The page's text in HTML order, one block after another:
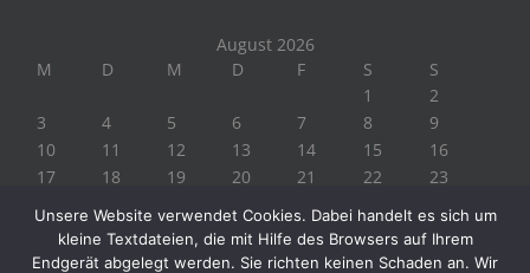
August 2026
M
D M D F S
S
1
2
3
4 5 6 7 8
9
10
11 12 13 14 15
16
17
18 19 20 21 22
23
« Juli
Unsere Website verwendet Cookies. Dabei handelt es sich um
kleine Textdateien, die mit Hilfe des Browsers auf Ihrem
Endgerät abgelegt werden. Sie richten keinen Schaden an. Wir